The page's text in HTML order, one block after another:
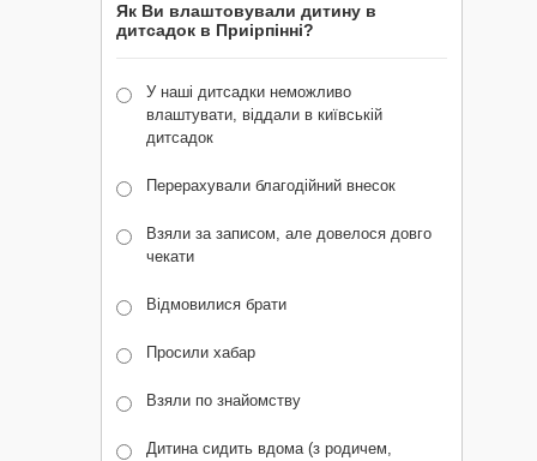
Як Ви влаштовували дитину в
дитсадок в Приірпінні?
У наші дитсадки неможливо
влаштувати, віддали в київській
дитсадок
Перерахували благодійний внесок
Взяли за записом, але довелося довго
чекати
Відмовилися брати
Просили хабар
Взяли по знайомству
Дитина сидить вдома (з родичем,